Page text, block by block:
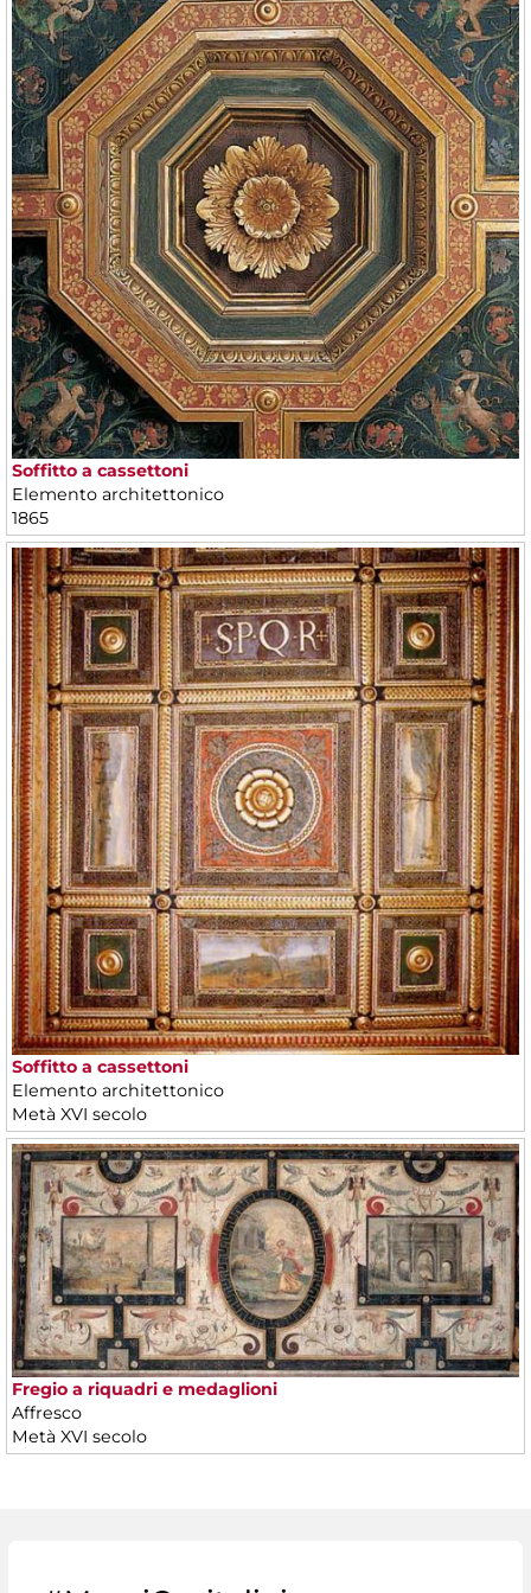
Soffitto a cassettoni
Elemento architettonico
1865
Soffitto a cassettoni
Elemento architettonico
Metà XVI secolo
Fregio a riquadri e medaglioni
Affresco
Metà XVI secolo